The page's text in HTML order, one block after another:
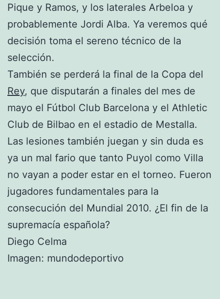
Pique y Ramos, y los laterales Arbeloa y
probablemente Jordi Alba. Ya veremos qué
decisión toma el sereno técnico de la
selección.
También se perderá la final de la Copa del
Rey, que disputarán a finales del mes de
mayo el Fútbol Club Barcelona y el Athletic
Club de Bilbao en el estadio de Mestalla.
Las lesiones también juegan y sin duda es
ya un mal fario que tanto Puyol como Villa
no vayan a poder estar en el torneo. Fueron
jugadores fundamentales para la
consecución del Mundial 2010. ¿El fin de la
supremacía española?
Diego Celma
Imagen: mundodeportivo